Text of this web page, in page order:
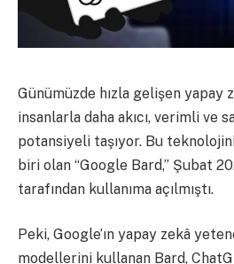
Günümüzde hızla gelişen yapay
insanlarla daha akıcı, verimli ve
potansiyeli taşıyor. Bu
biri olan “Google Bard,” Şubat
tarafından kullanıma açılmıştı.
Peki, Google’ın yapay zekâ
modellerini kullanan Bard,